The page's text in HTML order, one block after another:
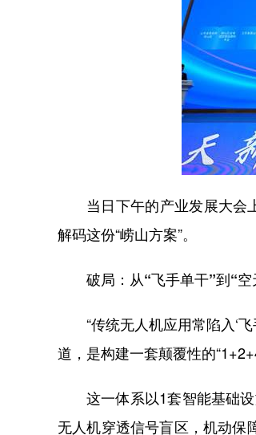
当日下午的产业发展大会
解码这份“崂山方案”
破局：从 “飞手单干”到 “空
“传统无人机应用常陷入 ‘飞
道，是构建一套颠覆性的
这一体系以 1套智能基础设
无人机穿透信号盲区，机动保